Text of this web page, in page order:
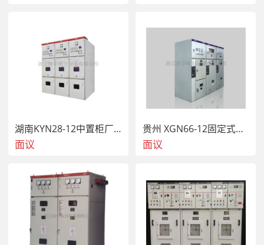
湖南KYN28-12中置柜厂家高压开关柜系列中置柜
面议
贵州 XGN66-12固定式封闭开关设备高压开关柜
面议